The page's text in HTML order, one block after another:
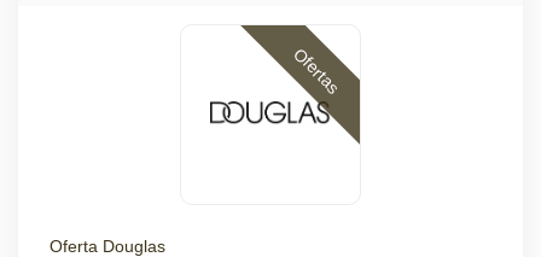
Ofertas
Oferta Douglas